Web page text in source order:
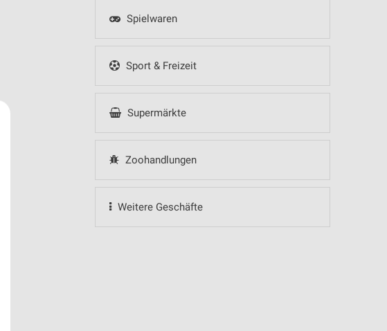
Spielwaren
Sport & Freizeit
Supermärkte
Zoohandlungen
Weitere Geschäfte